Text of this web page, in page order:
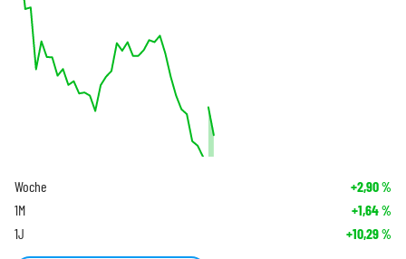
Woche +2,90%
1M +1,64%
1J +10,29%